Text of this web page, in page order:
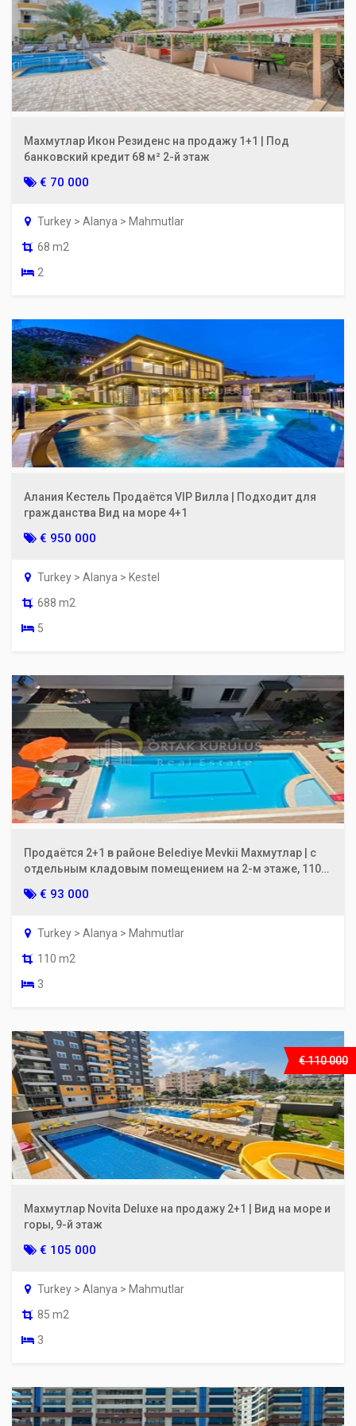
Махмутлар Икон Резиденс на продажу 1+1 | Под
банковский кредит 68 м² 2-й этаж
€ 70 000
Turkey > Alanya > Mahmutlar
68 m2
2
Алания Кестель Продаётся VIP Вилла | Подходит для
гражданства Вид на море 4+1
€ 950 000
Turkey > Alanya > Kestel
688 m2
5
Продаётся 2+1 в районе Belediye Mevkii Махмутлар | с
отдельным кладовым помещением на 2-м этаже, 110
€ 93 000
Turkey > Alanya > Mahmutlar
110 m2
3
€ 110 000
Махмутлар Novita Deluxe на продажу 2+1 | Вид на море и
горы, 9-й этаж
€ 105 000
Turkey > Alanya > Mahmutlar
85 m2
3
Получите помощь в поиске
недвижимости!
×